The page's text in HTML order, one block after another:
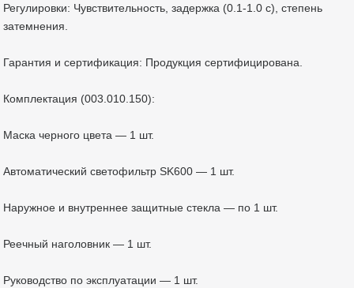
Регулировки: Чувствительность, задержка (0.1-1.0 с), степень
затемнения.
Гарантия и сертификация: Продукция сертифицирована.
Комплектация (003.010.150):
Маска черного цвета — 1 шт.
Автоматический светофильтр SK600 — 1 шт.
Наружное и внутреннее защитные стекла — по 1 шт.
Реечный наголовник — 1 шт.
Руководство по эксплуатации — 1 шт.